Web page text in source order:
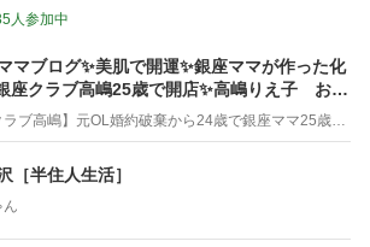
人参加中
マブログ✨美肌で開運✨銀座ママが作った化
座クラブ高嶋25歳で開店✨高嶋りえ子 お着
ルメス バーキン コーデ
［半住人生活］
ん